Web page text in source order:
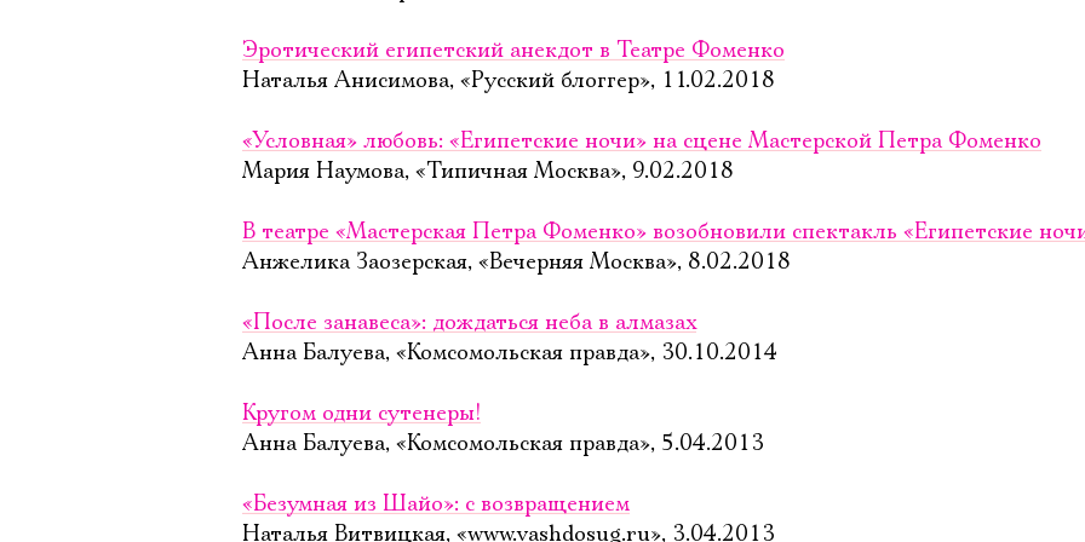
Эротический египетский анекдот в Театре Фоменко
Наталья Анисимова, «Русский блоггер», 11.02.2018
«Условная» любовь: «Египетские ночи» на сцене Мастерской Петра Фоменко
Мария Наумова, «Типичная Москва», 9.02.2018
В театре «Мастерская Петра Фоменко» возобновили спектакль «Египетские
Анжелика Заозерская, «Вечерняя Москва», 8.02.2018
«После занавеса»: дождаться неба в алмазах
Анна Балуева, «Комсомольская правда», 30.10.2014
Кругом одни сутенеры!
Анна Балуева, «Комсомольская правда», 5.04.2013
«Безумная из Шайо»: с возвращением
Наталья Витвицкая, «www.vashdosug.ru», 3.04.2013